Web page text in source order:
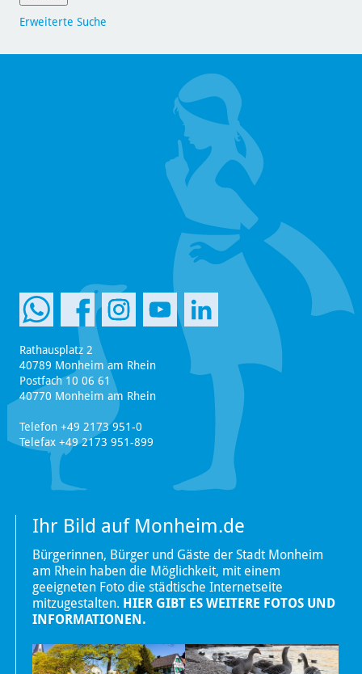
Erweiterte Suche
Rathausplatz 2
40789 Monheim am Rhein
Postfach 10 06 61
40770 Monheim am Rhein
Telefon +49 2173 951-0
Telefax +49 2173 951-899
Ihr Bild auf Monheim.de
Bürgerinnen, Bürger und Gäste der Stadt Monheim
am Rhein haben die Möglichkeit, mit einem
geeigneten Foto die städtische Internetseite
mitzugestalten. HIER GIBT ES WEITERE FOTOS UND
INFORMATIONEN.